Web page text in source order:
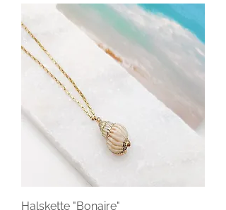
Halskette "Bonaire"